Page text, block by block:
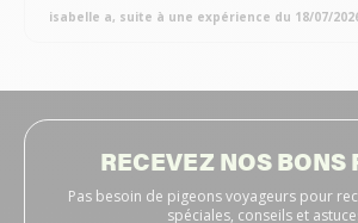
isabelle a, suite à une expérience du 18/07/
RECEVEZ NOS BONS
Pas besoin de pigeons voyageurs pour
spéciales, conseils et